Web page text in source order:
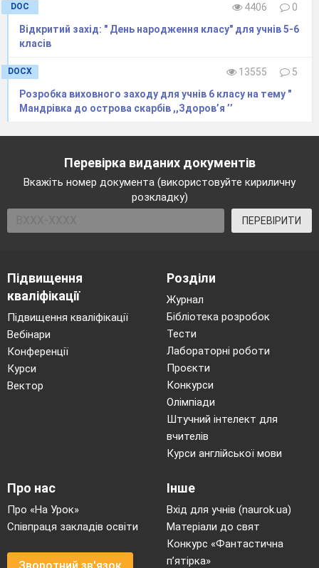
DOC 4406
0
Відкритий захід: " День народження класу" для учнів 5-6
класів
DOCX 13555
5
Розробка виховного заходу для учнів 6 класу на тему "
Мандрівка до острова скарбів ,,Здоров’я ’’
Перевірка виданих документів
Вкажіть номер документа (використовуйте кириличну
розкладку)
ПЕРЕВІРИТИ
Підвищення
кваліфікації
Підвищення кваліфікації
Вебінари
Конференції
Курси
Вектор
Розділи
Журнал
Бібліотека розробок
Тести
Лабораторні роботи
Проєкти
Конкурси
Олімпіади
Штучний інтелект для
вчителів
Курси англійської мови
Про нас
Про «На Урок»
Співпраця закладів освіти
Інше
Вхід для учнів (naurok.ua)
Матеріали до свят
Конкурс «Фантастична
п’ятірка»